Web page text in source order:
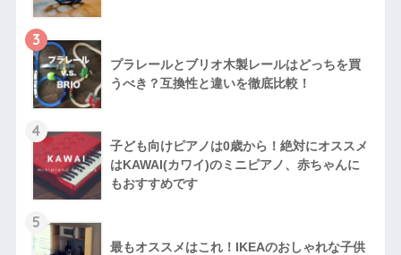
3
プラレールとブリオ木製レールはどっちを買
うべき？互換性と違いを徹底比較！
4
子ども向けピアノは0歳から！絶対にオススメ
はKAWAI(カワイ)のミニピアノ、赤ちゃんに
もおすすめです
5
最もオススメはこれ！IKEAのおしゃれな子供